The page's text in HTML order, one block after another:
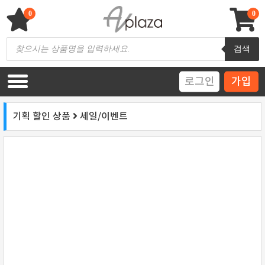
content
AV 플라자
하이파이 / 홈씨어터 전문 쇼핑몰
Products
search
검색
0
0
로그인 가입
기획 할인 상품 세일/이벤트